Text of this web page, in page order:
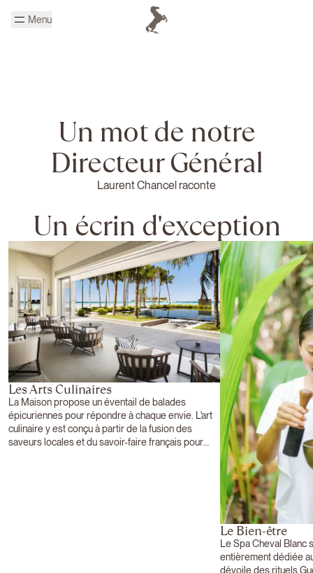
Menu
Un mot de notre
Directeur Général
Laurent Chancel raconte
Un écrin d'exception
Les Arts Culinaires
La Maison propose un éventail de balades
épicuriennes pour répondre à chaque envie. L'art
culinaire y est conçu à partir de la fusion des
saveurs locales et du savoir-faire français pour
Le Bien-être
Le Spa Cheval Blanc
entièrement dédiée
dévoile des rituels